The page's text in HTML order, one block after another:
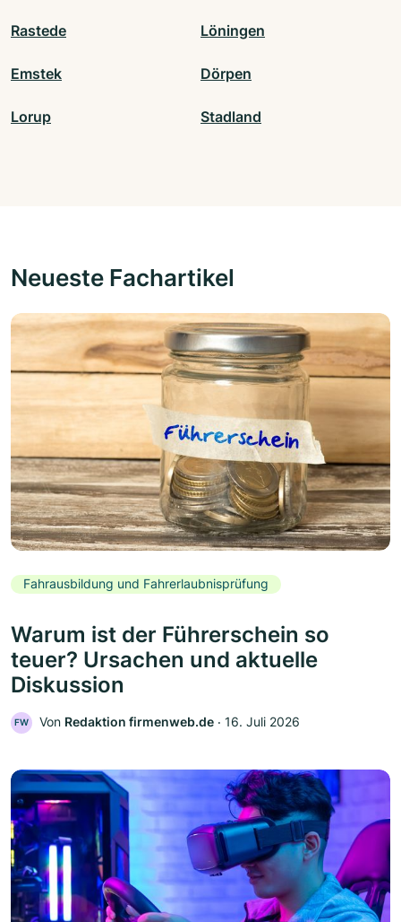
Rastede Löningen
Emstek Dörpen
Lorup Stadland
Neueste Fachartikel
Fahrausbildung und Fahrerlaubnisprüfung
Warum ist der Führerschein so
teuer? Ursachen und aktuelle
Diskussion
FW Von Redaktion firmenweb.de ‧ 16. Juli 2026